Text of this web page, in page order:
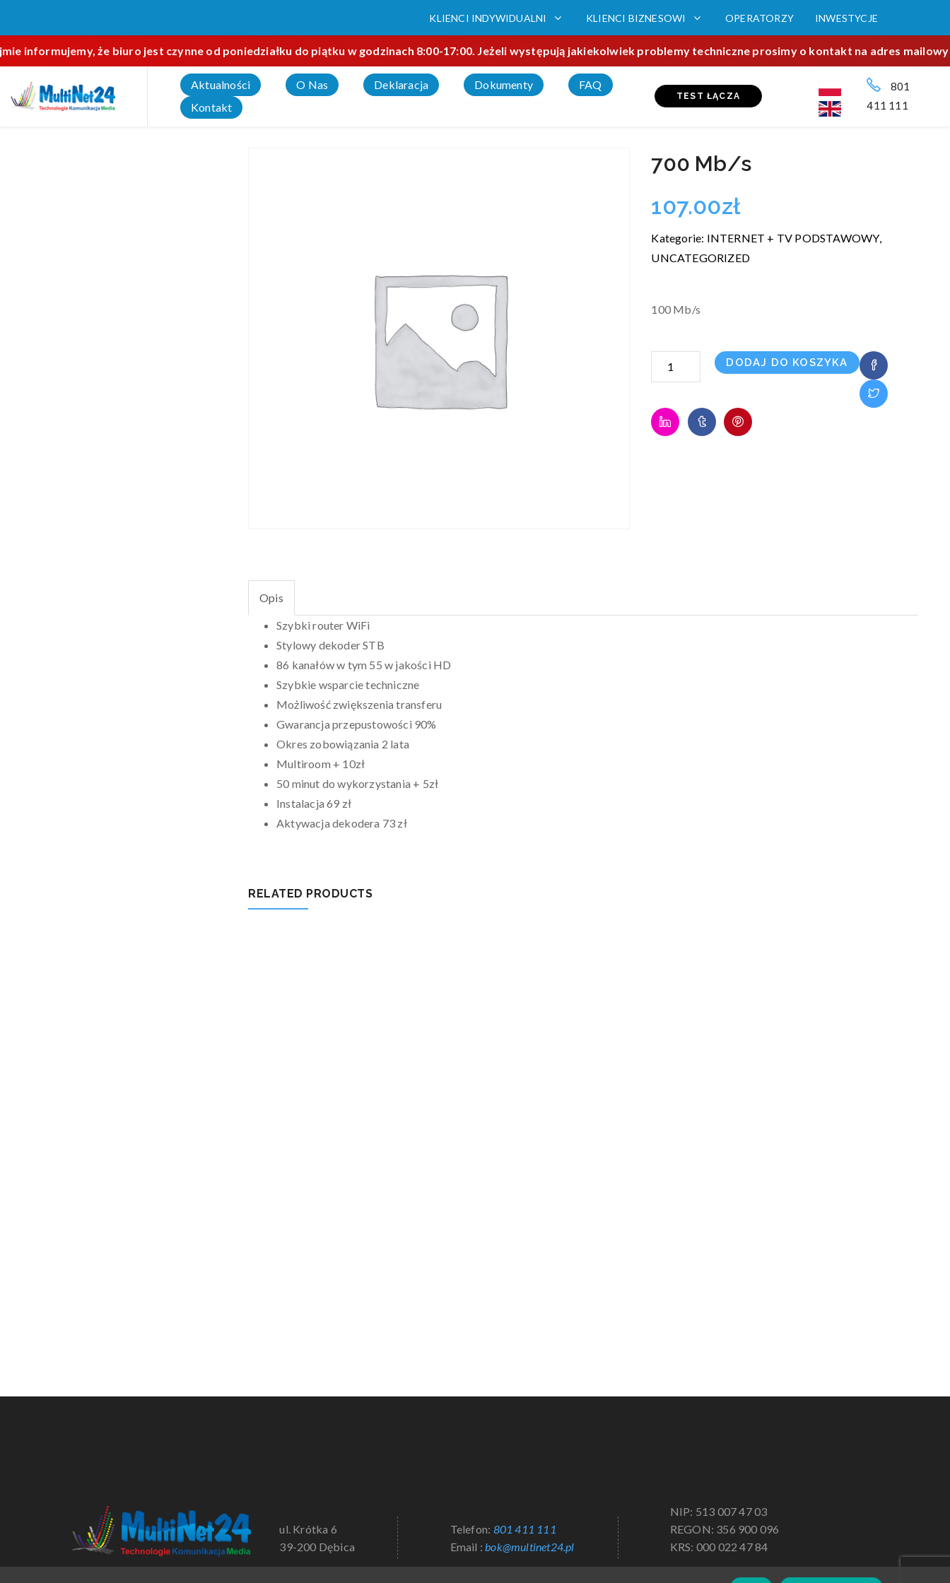
KLIENCI INDYWIDUALNI KLIENCI BIZNESOWI OPERATORZY INWESTYCJE
informujemy, że biuro jest czynne od poniedziałku do piątku w godzinach 8:00-17:00. Jeżeli występują jakiekolwiek problemy techniczne prosimy o kontakt na adres
Aktualności O Nas Deklaracja Dokumenty
FAQ
Kontakt
TEST ŁĄCZA
801
411 111
700 Mb/s
107.00zł
Kategorie: INTERNET + TV PODSTAWOWY,
UNCATEGORIZED
100 Mb/s
ilość
700
DODAJ DO KOSZYKA
Opis
Szybki router WiFi
Stylowy dekoder STB
86 kanałów w tym 55 w jakości HD
Szybkie wsparcie techniczne
Możliwość zwiększenia transferu
Gwarancja przepustowości 90%
Okres zobowiązania 2 lata
Multiroom + 10zł
50 minut do wykorzystania + 5zł
Instalacja 69 zł
Aktywacja dekodera 73 zł
RELATED PRODUCTS
ul. Krótka 6
39-200 Dębica
Telefon: 801 411 111
Email :bok@multinet24.pl
NIP: 513 007 47 03
REGON: 356 900 096
KRS: 000 022 47 84